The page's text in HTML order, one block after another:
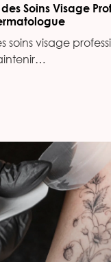
Soins Visage
soins visage